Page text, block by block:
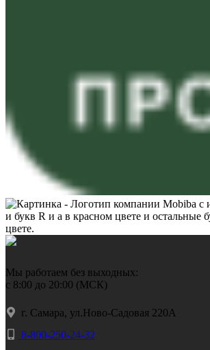
Мы работаем без выходных:
с 8:00 до 20:00 (МСК)
г. Самара, ул.Ново-Садовая 220А
8-800-250-24-32